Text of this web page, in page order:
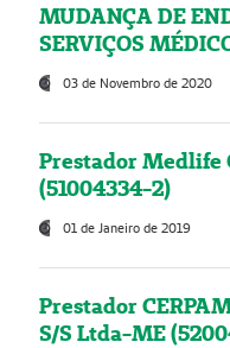
MUDANÇA DE
SERVIÇOS
03 de Novembro de 2020
Prestador Medlife
(51004334-2)
01 de Janeiro de 2019
Prestador
S/S Ltda-ME